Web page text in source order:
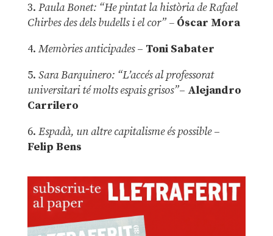
3. Paula Bonet: “He pintat la història de Rafael
Chirbes des dels budells i el cor” –Óscar Mora
4. Memòries anticipades– Toni Sabater
5. Sara Barquinero: “L’accés al professorat
universitari té molts espais grisos”– Alejandro
Carrilero
6. Espadà, un altre capitalisme és possible –
Felip Bens